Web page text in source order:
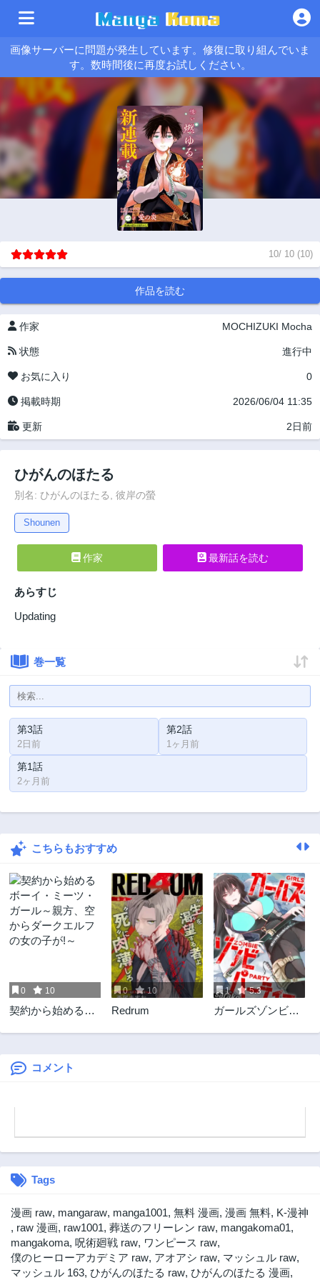
画像サーバーに問題が発生しています。修復に取り組んでいま
す。数時間後に再度お試しください。
10/ 10 (10)
作品を読む
作家 MOCHIZUKI Mocha
状態 進行中
お気に入り 0
掲載時期 2026/06/04 11:35
更新 2日前
ひがんのほたる
別名: ひがんのほたる, 彼岸の螢
Shounen
作家 最新話を読む
あらすじ
Updating
巻一覧
第3話
2日前
第2話
1ヶ月前
第1話
2ヶ月前
こちらもおすすめ
0 10
契約から始めるボ
らダークエルフの
女の子が!～
0 10
Redrum
1 5.3
ガールズゾンビパ
コメント
Tags
漫画 raw, mangaraw, manga1001, 無料 漫画, 漫画 無料, K-漫神
, raw 漫画, raw1001, 葬送のフリーレン raw, mangakoma01,
mangakoma, 呪術廻戦 raw, ワンピース raw,
僕のヒーローアカデミア raw, アオアシ raw, マッシュル raw,
マッシュル 163, ひがんのほたる raw, ひがんのほたる 漫画,